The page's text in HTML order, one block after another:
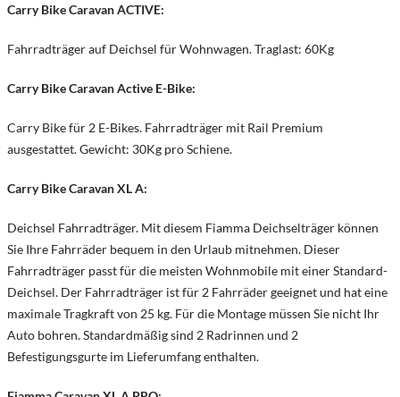
Carry Bike Caravan ACTIVE:
Fahrradträger auf Deichsel für Wohnwagen. Traglast: 60Kg
Carry Bike Caravan Active E-Bike:
Carry Bike für 2 E-Bikes. Fahrradträger mit Rail Premium
ausgestattet. Gewicht: 30Kg pro Schiene.
Carry Bike Caravan XL A:
Deichsel Fahrradträger. Mit diesem Fiamma Deichselträger können
Sie Ihre Fahrräder bequem in den Urlaub mitnehmen. Dieser
Fahrradträger passt für die meisten Wohnmobile mit einer Standard-
Deichsel. Der Fahrradträger ist für 2 Fahrräder geeignet und hat eine
maximale Tragkraft von 25 kg. Für die Montage müssen Sie nicht Ihr
Auto bohren. Standardmäßig sind 2 Radrinnen und 2
Befestigungsgurte im Lieferumfang enthalten.